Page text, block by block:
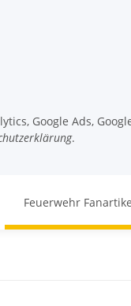
Google Ads,
.
Feuerwehr